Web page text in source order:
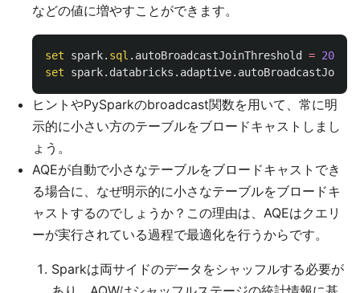
などの値に増やすことができます。
set spark. sql . autoBroadcastJoinThreshold =
set
spark. databricks . adaptive.
ヒントやPySparkのbroadcast関数を用いて、常に明
示的に小さい方のテーブルをブロードキャストしまし
ょう。
AQEが自動で小さなテーブルをブロードキャストでき
る場合に、なぜ明示的に小さなテーブルをブロードキ
ャストするのでしょうか？この理由は、AQEはクエリ
ーが実行されている過程で最適化を行うからです。
Sparkは両サイドのデータをシャッフルする必要が